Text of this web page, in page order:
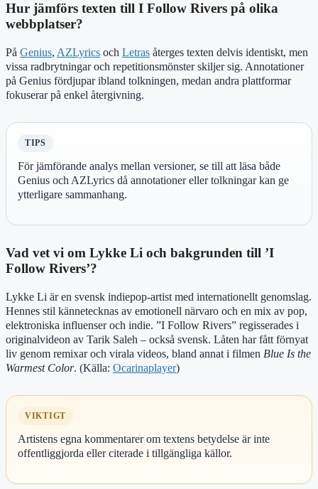
Hur jämförs texten till I Follow Rivers på olika
webbplatser?
På Genius, AZLyrics och Letras återges texten delvis identiskt, men
vissa radbrytningar och repetitionsmönster skiljer sig. Annotationer
på Genius fördjupar ibland tolkningen, medan andra plattformar
fokuserar på enkel återgivning.
TIPS
För jämförande analys mellan versioner, se till att läsa både
Genius och AZLyrics då annotationer eller tolkningar kan ge
ytterligare sammanhang.
Vad vet vi om Lykke Li och bakgrunden till ’I
Follow Rivers’?
Lykke Li är en svensk indiepop-artist med internationellt genomslag.
Hennes stil kännetecknas av emotionell närvaro och en mix av pop,
elektroniska influenser och indie. ”I Follow Rivers” regisserades i
originalvideon av Tarik Saleh – också svensk. Låten har fått förnyat
liv genom remixar och virala videos, bland annat i filmen Blue Is the
Warmest Color. (Källa: Ocarinaplayer)
VIKTIGT
Artistens egna kommentarer om textens betydelse är inte
offentliggjorda eller citerade i tillgängliga källor.